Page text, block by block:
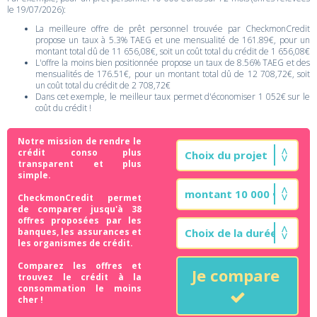
le 19/07/2026):
La meilleure offre de prêt personnel trouvée par CheckmonCredit
propose un taux à 5.3% TAEG et une mensualité de 161.89€, pour un
montant total dû de 11 656,08€, soit un coût total du crédit de 1 656,08€
L'offre la moins bien positionnée propose un taux de 8.56% TAEG et des
mensualités de 176.51€, pour un montant total dû de 12 708,72€, soit
un coût total du crédit de 2 708,72€
Dans cet exemple, le meilleur taux permet d'économiser 1 052€ sur le
coût du crédit !
Notre mission de rendre le
crédit conso plus
transparent et plus
simple.
CheckmonCredit permet
de comparer jusqu'à 38
offres proposées par les
banques, les assurances et
les organismes de crédit.
Comparez les offres et
trouvez le crédit à la
consommation le moins
cher !
Je compare